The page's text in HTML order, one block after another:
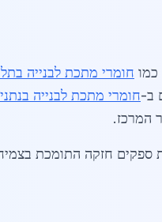
חומרי מתכת לבנייה
ב-חומרי מתכת לבנייה
המרכז.
אטרקטיביים, עם תשתית ספקים חזקה